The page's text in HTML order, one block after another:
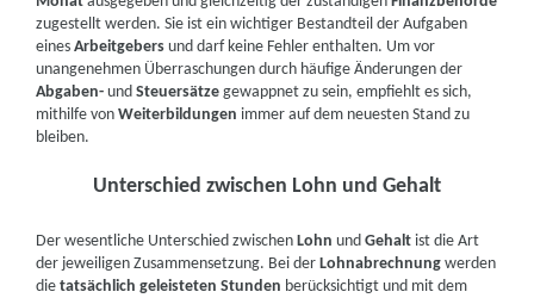
zugestellt werden. Sie ist ein wichtiger Bestandteil der Aufgaben
einesArbeitgebers und darf keine Fehler enthalten. Um vor
unangenehmen Überraschungen durch häufige Änderungen der
Abgaben- undSteuersätze gewappnet zu sein, empfiehlt es sich,
mithilfe vonWeiterbildungen immer auf dem neuesten Stand zu
bleiben.
Unterschied zwischen Lohn und Gehalt
Der wesentliche Unterschied zwischenLohn undGehalt ist die Art
der jeweiligen Zusammensetzung. Bei derLohnabrechnung werden
dietatsächlich geleisteten Stunden berücksichtigt und mit dem